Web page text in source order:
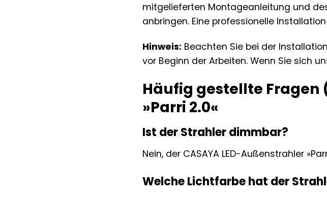
mitgelieferten Montageanleitung und
anbringen. Eine professionelle
Hinweis: Beachten Sie bei der
vor Beginn der Arbeiten. Wenn Sie sich
Häufig gestellte Fragen
»Parri 2.0«
Ist der Strahler dimmbar?
Nein, der CASAYA LED-Außenstrahler
Welche Lichtfarbe hat der